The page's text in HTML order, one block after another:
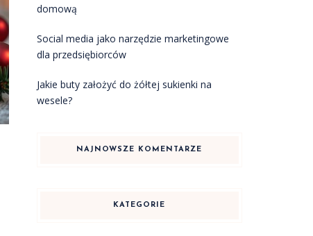
domową
Social media jako narzędzie marketingowe
dla przedsiębiorców
Jakie buty założyć do żółtej sukienki na
wesele?
NAJNOWSZE KOMENTARZE
KATEGORIE